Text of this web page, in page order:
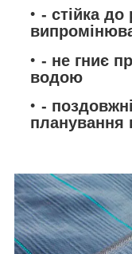
- стійка до
- не гниє
водою
-
планування